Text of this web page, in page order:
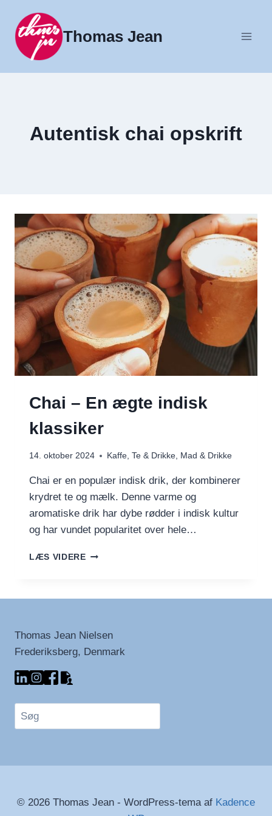
indhold
Thomas Jean
Autentisk chai opskrift
Chai – En ægte indisk
klassiker
14. oktober 2024 Kaffe, Te & Drikke, Mad & Drikke
Chai er en populær indisk drik, der kombinerer
krydret te og mælk. Denne varme og
aromatiske drik har dybe rødder i indisk kultur
og har vundet popularitet over hele…
LÆS VIDERECHAI
Thomas Jean Nielsen
Frederiksberg, Denmark
Søg
© 2026 Thomas Jean - WordPress-tema af Kadence